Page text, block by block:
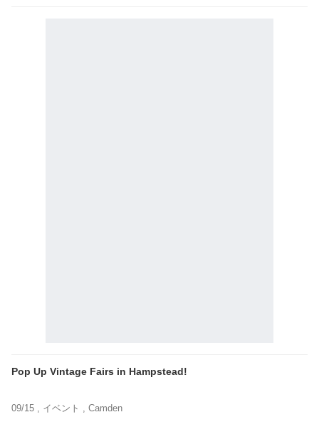
Pop Up Vintage Fairs in Hampstead!
09/15 , イベント , Camden